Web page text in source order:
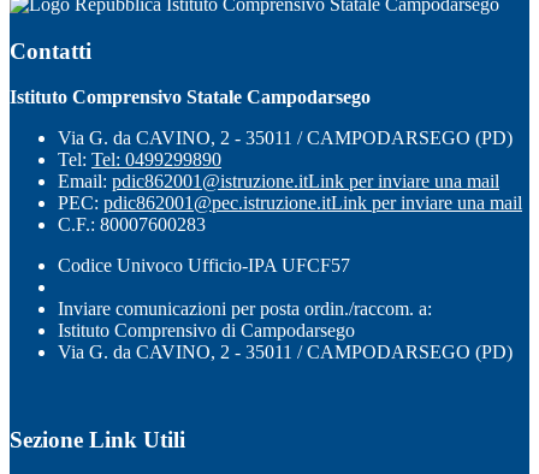
Contatti
Istituto Comprensivo Statale Campodarsego
Via G. da CAVINO, 2 - 35011 / CAMPODARSEGO (PD)
Tel: Tel: 0499299890
Email: pdic862001@istruzione.itLink per inviare una mail
PEC: pdic862001@pec.istruzione.itLink per inviare una mail
C.F.: 80007600283
Codice Univoco Ufficio-IPA UFCF57
Inviare comunicazioni per posta ordin./raccom. a:
Istituto Comprensivo di Campodarsego
Via G. da CAVINO, 2 - 35011 / CAMPODARSEGO (PD)
Sezione Link Utili